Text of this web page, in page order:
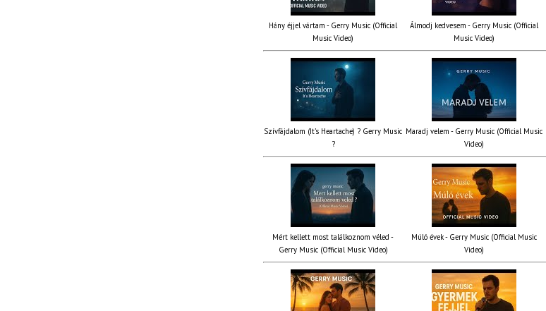
Hány éjjel vártam - Gerry Music (Official
Music Video)
Álmodj kedvesem - Gerry Music (Official
Music Video)
Szívfájdalom (It’s Heartache) ? Gerry Music
?
Maradj velem - Gerry Music (Official Music
Video)
Mért kellett most találkoznom véled -
Gerry Music (Official Music Video)
Múló évek - Gerry Music (Official Music
Video)